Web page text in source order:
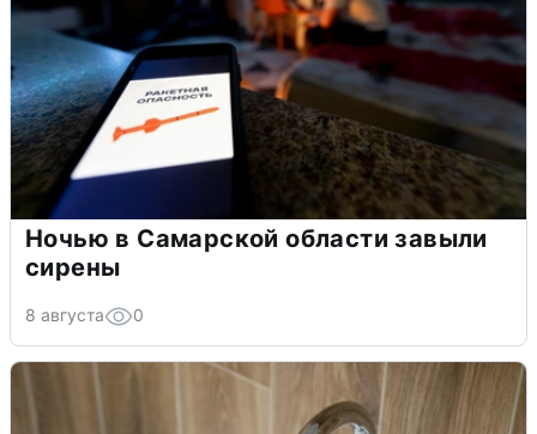
Ночью в Самарской области завыли
сирены
8 августа 0